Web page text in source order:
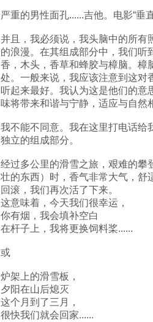
严重的男性面孔......吉他。电影“垂
并且，我必须说，我头脑中的所有
的浪漫。在其组成部分中，我们
香，木头，香草和蜂胶与樟脑。樟
处。一般来说，我应该注意到这对
听起来最好。我认为这是他们的意
味将带来和谐与宁静，适应与自然
我不能不同意。我在这里打电话给
独立的组成部分。
经过多公里的滑雪之旅，艰难的攀
壮的东西）时，香气非常大气，舒
回滚，我们再次活了下来。
这意味着，今天我们很幸运，
你有烟，我会填补空白
在杆子上，我将更换饲料桨......
或
炉架上的滑雪板，
夕阳在山后熄灭
这个月到了三月，
很快我们就会回家......